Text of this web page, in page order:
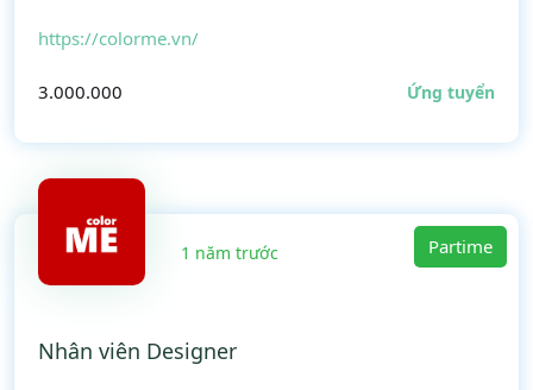
https://colorme.vn/
3.000.000 Ứng tuyển
1 năm trước Partime
Nhân viên Designer